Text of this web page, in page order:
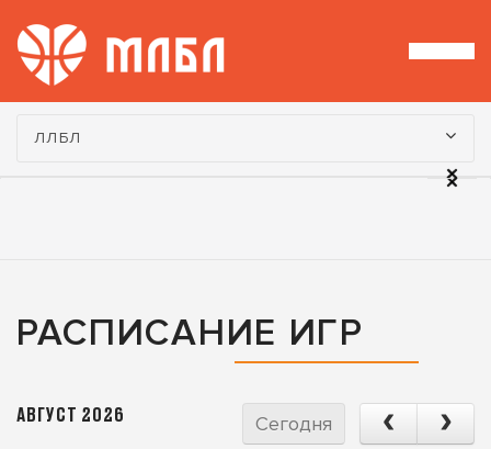
Турнир:
ЛЛБЛ
РАСПИСАНИЕ ИГР
АВГУСТ 2026 Сегодня